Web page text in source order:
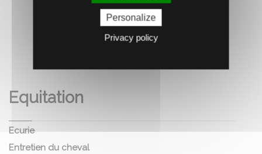
Equitation
Ecurie
Entretien du cheval
Personalize
Privacy policy